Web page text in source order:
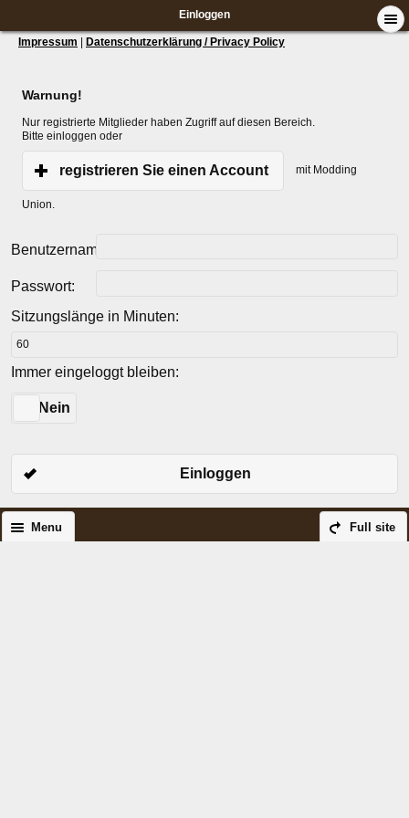
Einloggen
Impressum Datenschutzerklärung / Privacy Policy
Warnung!
Nur registrierte Mitglieder haben Zugriff auf diesen Bereich.
Bitte einloggen oder
registrieren Sie einen Account mit Modding
Union.
Benutzername:
Passwort:
Sitzungslänge in Minuten:
Immer eingeloggt bleiben:
Nein
Einloggen
Full site
Menu